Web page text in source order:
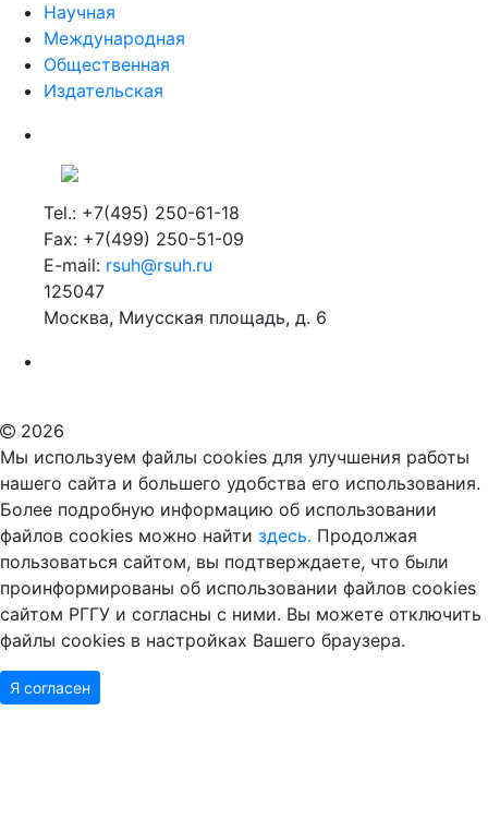
Научная
Международная
Общественная
Издательская
Tel.: +7(495) 250-61-18
Fax: +7(499) 250-51-09
E-mail: rsuh@rsuh.ru
125047
Москва, Миусская площадь, д. 6
2026
Мы используем файлы cookies для улучшения работы
нашего сайта и большего удобства его использования.
Более подробную информацию об использовании
файлов cookies можно найти здесь. Продолжая
пользоваться сайтом, вы подтверждаете, что были
проинформированы об использовании файлов cookies
сайтом РГГУ и согласны с ними. Вы можете отключить
файлы cookies в настройках Вашего браузера.
Я согласен